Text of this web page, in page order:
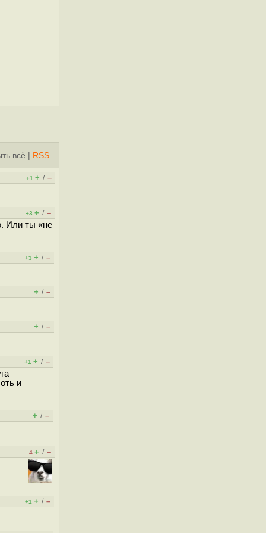
всё RSS
+1 + / –
+3 + / –
Или ты «не
+3 + / –
+ / –
+ / –
+1 + / –
и
+ / –
–4 + / –
+1 + / –